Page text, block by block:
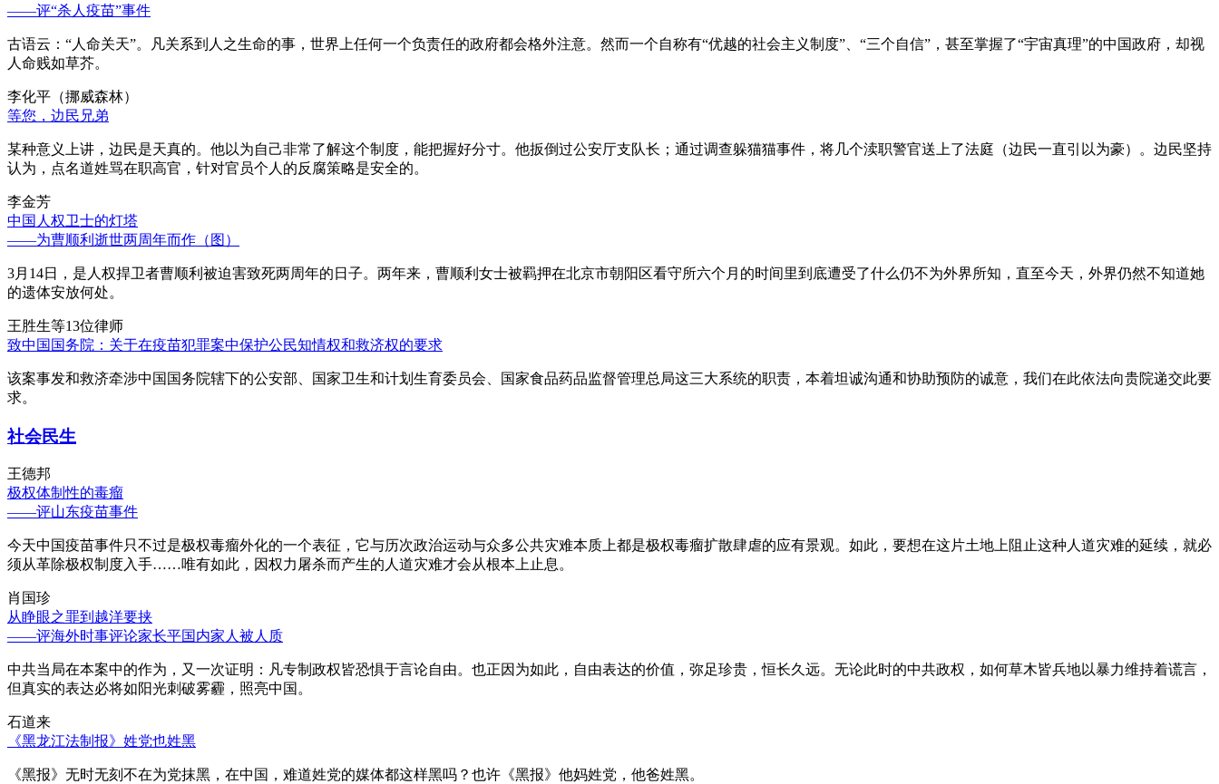
——评“杀人疫苗”事件
古语云：“人命关天”。凡关系到人之生命的事，世界上任何一个负责任的政府都会格外注意。然而一个自称有“优越的社会主义制度”、“三个自信”，甚至掌握了“宇宙真理”的中国政府，却视
人命贱如草芥。
李化平（挪威森林）
等您，边民兄弟
某种意义上讲，边民是天真的。他以为自己非常了解这个制度，能把握好分寸。他扳倒过公安厅支队长；通过调查躲猫猫事件，将几个渎职警官送上了法庭（边民一直引以为豪）。边民坚持
认为，点名道姓骂在职高官，针对官员个人的反腐策略是安全的。
李金芳
中国人权卫士的灯塔
——为曹顺利逝世两周年而作（图）
3月14日，是人权捍卫者曹顺利被迫害致死两周年的日子。两年来，曹顺利女士被羁押在北京市朝阳区看守所六个月的时间里到底遭受了什么仍不为外界所知，直至今天，外界仍然不知道她
的遗体安放何处。
王胜生等13位律师
致中国国务院：关于在疫苗犯罪案中保护公民知情权和救济权的要求
该案事发和救济牵涉中国国务院辖下的公安部、国家卫生和计划生育委员会、国家食品药品监督管理总局这三大系统的职责，本着坦诚沟通和协助预防的诚意，我们在此依法向贵院递交此要
求。
社会民生
王德邦
极权体制性的毒瘤
——评山东疫苗事件
今天中国疫苗事件只不过是极权毒瘤外化的一个表征，它与历次政治运动与众多公共灾难本质上都是极权毒瘤扩散肆虐的应有景观。如此，要想在这片土地上阻止这种人道灾难的延续，就必
须从革除极权制度入手……唯有如此，因权力屠杀而产生的人道灾难才会从根本上止息。
肖国珍
从睁眼之罪到越洋要挟
——评海外时事评论家长平国内家人被人质
中共当局在本案中的作为，又一次证明：凡专制政权皆恐惧于言论自由。也正因为如此，自由表达的价值，弥足珍贵，恒长久远。无论此时的中共政权，如何草木皆兵地以暴力维持着谎言，
但真实的表达必将如阳光刺破雾霾，照亮中国。
石道来
《黑龙江法制报》姓党也姓黑
《黑报》无时无刻不在为党抹黑，在中国，难道姓党的媒体都这样黑吗？也许《黑报》他妈姓党，他爸姓黑。